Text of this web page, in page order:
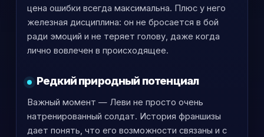
цена ошибки всегда максимальна. Плюс у него
железная дисциплина: он не бросается в бой
ради эмоций и не теряет голову, даже когда
лично вовлечен в происходящее.
Редкий природный потенциал
Важный момент — Леви не просто очень
натренированный солдат. История франшизы
дает понять, что его возможности связаны и с